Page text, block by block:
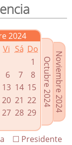
2024
Vi Sá Do
1
6 7
8
13 14 15
20 21 22
27 28 29
Noviembre 2024
Octubre 2024
☐ Presidente